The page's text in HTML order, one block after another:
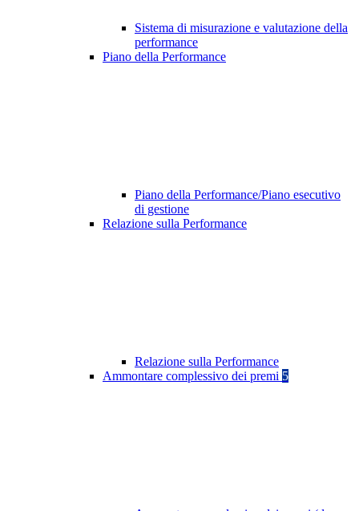
Sistema di misurazione e valutazione della
performance
Piano della Performance
Piano della Performance/Piano esecutivo
di gestione
Relazione sulla Performance
Relazione sulla Performance
Ammontare complessivo dei premi 5